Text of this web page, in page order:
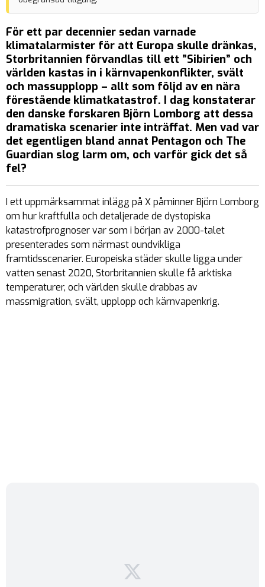
För ett par decennier sedan varnade
klimatalarmister för att Europa skulle dränkas,
Storbritannien förvandlas till ett ”Sibirien” och
världen kastas in i kärnvapen­konflikter, svält
och massupplopp – allt som följd av en nära
förestående klimatkatastrof. I dag konstaterar
den danske forskaren Björn Lomborg att dessa
dramatiska scenarier inte inträffat. Men vad var
det egentligen bland annat Pentagon och The
Guardian slog larm om, och varför gick det så
fel?
I ett uppmärksammat inlägg på X påminner Björn Lomborg
om hur kraftfulla och detaljerade de dystopiska
katastrofprognoser var som i början av 2000-talet
presenterades som närmast oundvikliga
framtidsscenarier. Europeiska städer skulle ligga under
vatten senast 2020, Storbritannien skulle få arktiska
temperaturer, och världen skulle drabbas av
massmigration, svält, upplopp och kärnvapenkrig.